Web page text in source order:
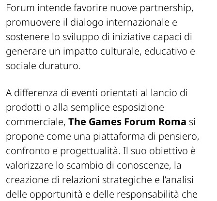
Forum intende favorire nuove partnership,
promuovere il dialogo internazionale e
sostenere lo sviluppo di iniziative capaci di
generare un impatto culturale, educativo e
sociale duraturo.
A differenza di eventi orientati al lancio di
prodotti o alla semplice esposizione
commerciale, The Games Forum Roma si
propone come una piattaforma di pensiero,
confronto e progettualità. Il suo obiettivo è
valorizzare lo scambio di conoscenze, la
creazione di relazioni strategiche e l’analisi
delle opportunità e delle responsabilità che